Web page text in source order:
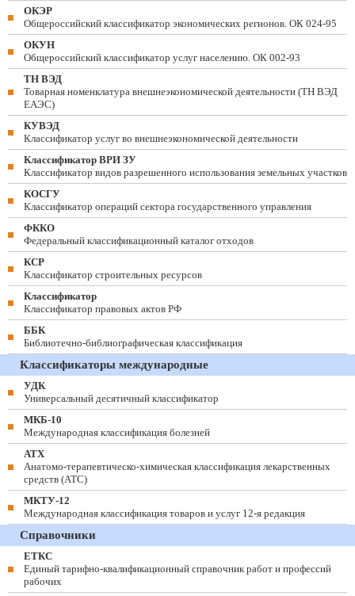
ОКЭР
Общероссийский классификатор экономических регионов. ОК 024-95
ОКУН
Общероссийский классификатор услуг населению. ОК 002-93
ТН ВЭД
Товарная номенклатура внешнеэкономической деятельности (ТН ВЭД
ЕАЭС)
КУВЭД
Классификатор услуг во внешнеэкономической деятельности
Классификатор ВРИ ЗУ
Классификатор видов разрешенного использования земельных участков
КОСГУ
Классификатор операций сектора государственного управления
ФККО
Федеральный классификационный каталог отходов
КСР
Классификатор строительных ресурсов
Классификатор
Классификатор правовых актов РФ
ББК
Библиотечно-библиографическая классификация
Классификаторы международные
УДК
Универсальный десятичный классификатор
МКБ-10
Международная классификация болезней
АТХ
Анатомо-терапевтическо-химическая классификация лекарственных
средств (ATC)
МКТУ-12
Международная классификация товаров и услуг 12-я редакция
Справочники
ЕТКС
Единый тарифно-квалификационный справочник работ и профессий
рабочих